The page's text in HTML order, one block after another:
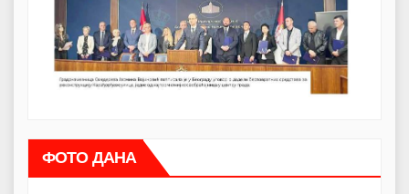
ФОТО ДАНА